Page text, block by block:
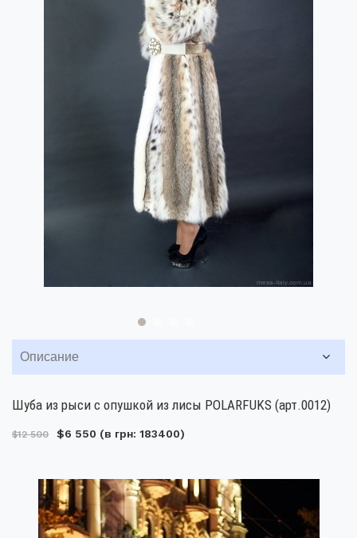
Описание
Шуба из рыси с опушкой из лисы POLARFUKS (арт.0012)
$12 500 $6 550 (в грн: 183400)